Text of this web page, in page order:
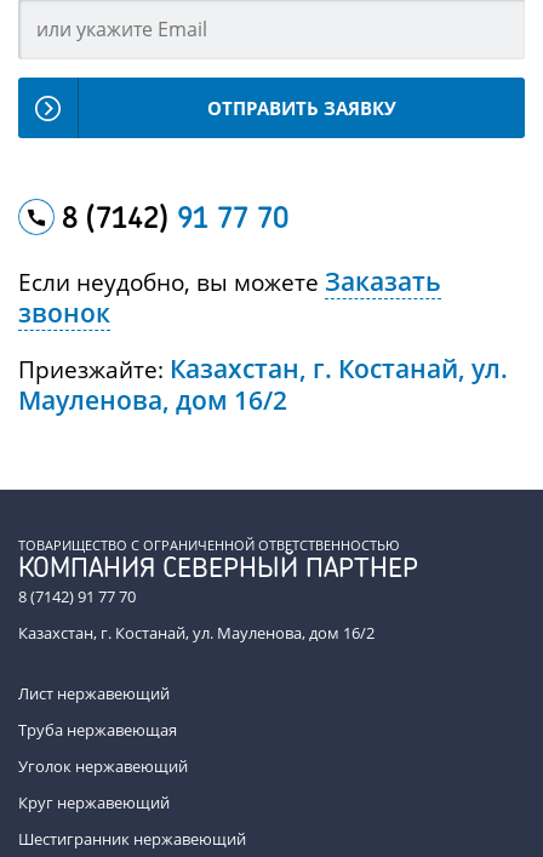
ОТПРАВИТЬ ЗАЯВКУ
8 (7142) 91 77 70
Если неудобно, вы можете Заказать
звонок
Приезжайте: Казахстан, г. Костанай, ул.
Мауленова, дом 16/2
ТОВАРИЩЕСТВО С ОГРАНИЧЕННОЙ ОТВЕТСТВЕННОСТЬЮ
КОМПАНИЯ СЕВЕРНЫЙ ПАРТНЕР
8 (7142) 91 77 70
Казахстан, г. Костанай, ул. Мауленова, дом 16/2
Лист нержавеющий
Труба нержавеющая
Уголок нержавеющий
Круг нержавеющий
Шестигранник нержавеющий